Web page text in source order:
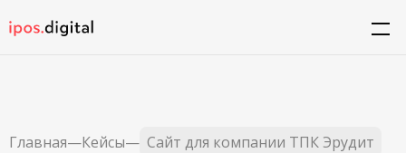
Главная—Кейсы— Сайт для компании ТПК Эрудит